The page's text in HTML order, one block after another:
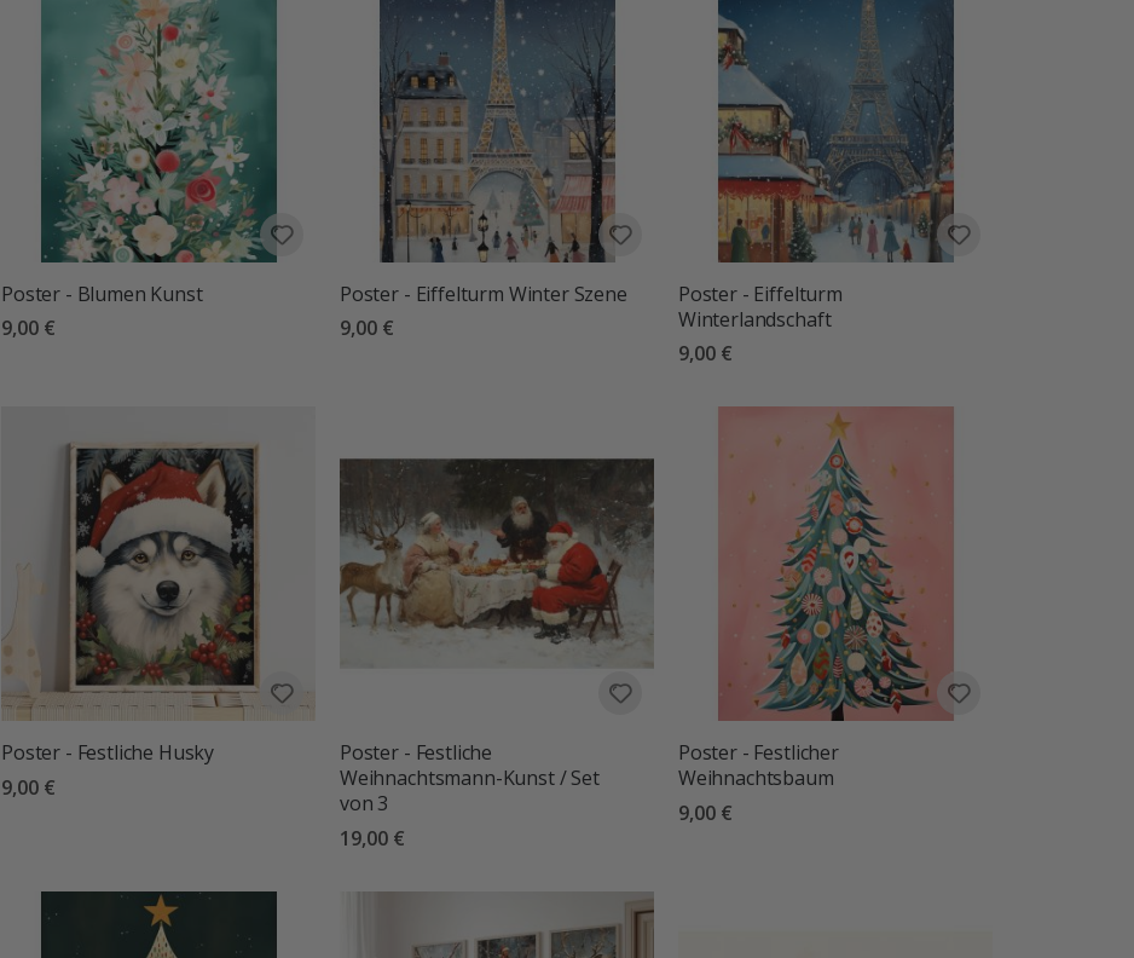
Poster - Blumen Kunst
9,00 €
Poster - Eiffelturm Winter Szene
9,00 €
Poster - Eiffelturm
Winterlandschaft
9,00 €
Poster - Festliche Husky
9,00 €
Poster - Festliche
Weihnachtsmann-Kunst / Set
von 3
19,00 €
Poster - Festlicher
Weihnachtsbaum
9,00 €